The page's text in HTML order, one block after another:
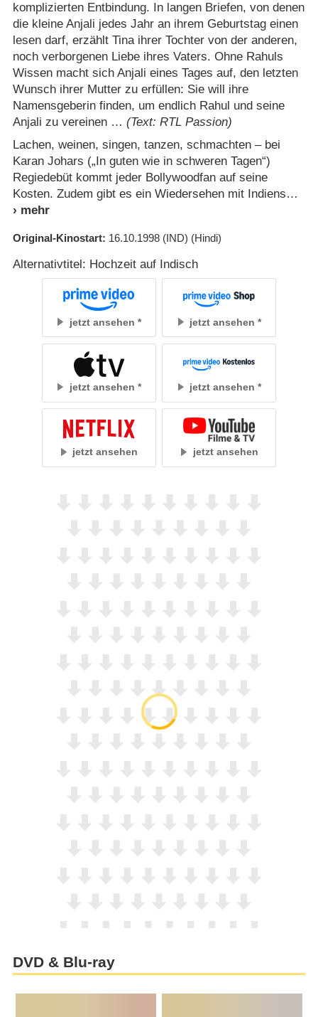
komplizierten Entbindung. In langen Briefen, von denen
die kleine Anjali jedes Jahr an ihrem Geburtstag einen
lesen darf, erzählt Tina ihrer Tochter von der anderen,
noch verborgenen Liebe ihres Vaters. Ohne Rahuls
Wissen macht sich Anjali eines Tages auf, den letzten
Wunsch ihrer Mutter zu erfüllen: Sie will ihre
Namensgeberin finden, um endlich Rahul und seine
Anjali zu vereinen … (Text: RTL Passion)
Lachen, weinen, singen, tanzen, schmachten – bei
Karan Johars („In guten wie in schweren Tagen“)
Regiedebüt kommt jeder Bollywoodfan auf seine
Kosten. Zudem gibt es ein Wiedersehen mit Indiens
Original-Kinostart 16.10.1998 (IND) (Hindi)
Alternativtitel: Hochzeit auf Indisch
jetzt ansehen jetzt ansehen
jetzt ansehen jetzt ansehen
jetzt ansehen jetzt ansehen
DVD & Blu-ray